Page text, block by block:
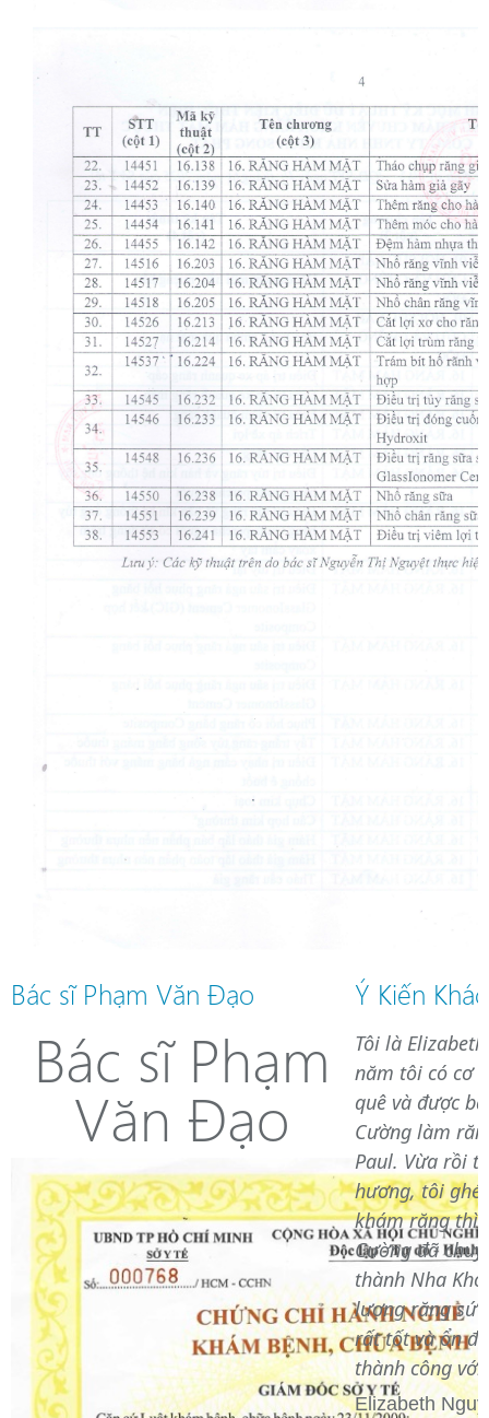
Bác sĩ Phạm Văn Đạo
Bác sĩ Phạm
Văn Đạo
Ý Kiến
Tôi là
năm tôi có cơ
quê và được
Cường làm
Paul. Vừa rồi
hương, tôi ghé
khám răng thì
Cường đã
thành Nha
lượng răng sứ
rất tốt và ổn
thành công
Elizabeth